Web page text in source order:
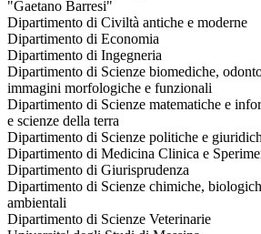
"Gaetano Barresi"
Dipartimento di Civiltà antiche e moderne
Dipartimento di Economia
Dipartimento di Ingegneria
Dipartimento di Scienze biomediche,
immagini morfologiche e funzionali
Dipartimento di Scienze matematiche e
e scienze della terra
Dipartimento di Scienze politiche e
Dipartimento di Medicina Clinica e
Dipartimento di Giurisprudenza
Dipartimento di Scienze chimiche,
ambientali
Dipartimento di Scienze Veterinarie